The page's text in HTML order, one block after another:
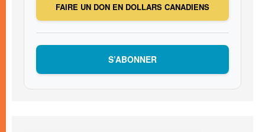
FAIRE UN DON EN DOLLARS CANADIENS
S’ABONNER